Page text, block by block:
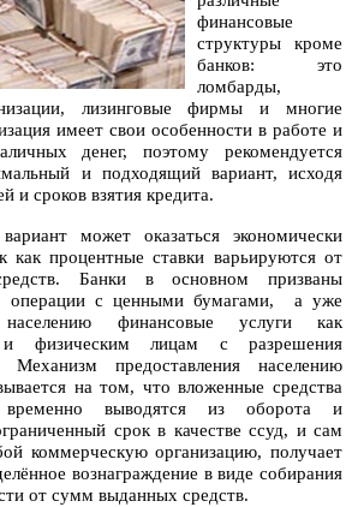
финансовые
структуры кроме
банков: это
ломбарды,
лизинговые фирмы и многие
имеет свои особенности в работе и
денег, поэтому рекомендуется
и подходящий вариант, исходя
и сроков взятия кредита.
может оказаться экономически
как процентные ставки варьируются от
Банки в основном призваны
операции с ценными бумагами, а уже
финансовые услуги как
физическим лицам с разрешения
Механизм предоставления населению
на том, что вложенные средства
временно выводятся из оборота и
срок в качестве ссуд, и сам
коммерческую организацию, получает
вознаграждение в виде собирания
от сумм выданных средств.